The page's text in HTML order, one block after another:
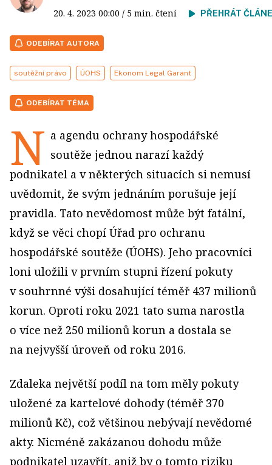
20. 4. 2023 00:00 / 5 min. čtení PŘEHRÁT
ODEBÍRAT AUTORA
soutěžní právo ÚOHS Ekonom Legal Garant
ODEBÍRAT TÉMA
N a agendu ochrany hospodářské
soutěže jednou narazí každý
podnikatel a v některých situacích si nemusí
uvědomit, že svým jednáním porušuje její
pravidla. Tato nevědomost může být fatální,
když se věci chopí Úřad pro ochranu
hospodářské soutěže (ÚOHS). Jeho pracovníci
loni uložili v prvním stupni řízení pokuty
v souhrnné výši dosahující téměř 437 milionů
korun. Oproti roku 2021 tato suma narostla
o více než 250 milionů korun a dostala se
na nejvyšší úroveň od roku 2016.
Zdaleka největší podíl na tom měly pokuty
uložené za kartelové dohody (téměř 370
milionů Kč), což většinou nebývají nevědomé
akty. Nicméně zakázanou dohodu může
podnikatel uzavřít, aniž by o tomto riziku